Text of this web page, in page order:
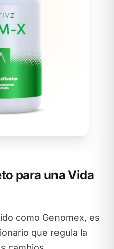
para una Vida
como Genomex, es
que regula la